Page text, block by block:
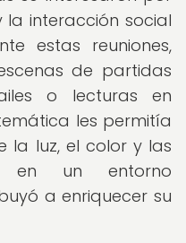
interacción social
estas reuniones,
de partidas
o lecturas en
les permitía
la luz, el color y las
en un entorno
a enriquecer su